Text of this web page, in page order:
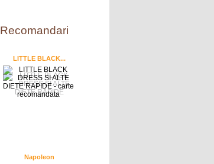
Recomandari
LITTLE BLACK...
Napoleon